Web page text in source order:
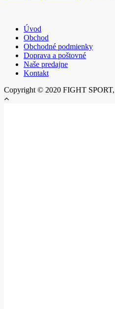
Úvod
Obchod
Obchodné podmienky
Doprava a poštovné
Naše predajne
Kontakt
Copyright © 2020 FIGHT SPORT,